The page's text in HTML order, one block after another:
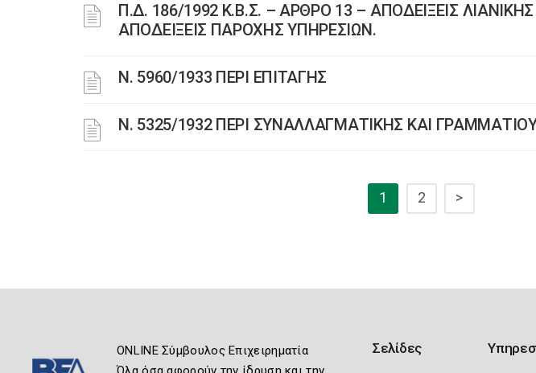
Π.Δ. 186/1992 Κ.Β.Σ. – ΑΡΘΡΟ 13 – ΑΠΟΔΕΙΞΕΙΣ
ΑΠΟΔΕΙΞΕΙΣ ΠΑΡΟΧΗΣ ΥΠΗΡΕΣΙΩΝ.
Ν. 5960/1933 ΠΕΡΙ ΕΠΙΤΑΓΗΣ
Ν. 5325/1932 ΠΕΡΙ ΣΥΝΑΛΛΑΓΜΑΤΙΚΗΣ ΚΑΙ
1 2 >
ONLINE Σύμβουλος Επιχειρηματία
Σελίδες